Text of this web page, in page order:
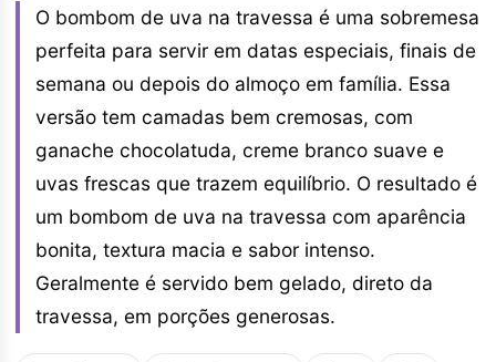
O bombom de uva na travessa é uma sobremesa
perfeita para servir em datas especiais, finais de
semana ou depois do almoço em família. Essa
versão tem camadas bem cremosas, com
ganache chocolatuda, creme branco suave e
uvas frescas que trazem equilíbrio. O resultado é
um bombom de uva na travessa com aparência
bonita, textura macia e sabor intenso.
Geralmente é servido bem gelado, direto da
travessa, em porções generosas.